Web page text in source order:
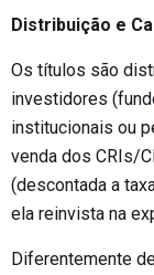
Distribuição e
Os títulos são
investidores
institucionais ou
venda dos CRIs/
(descontada a
ela reinvista na
Diferentemente